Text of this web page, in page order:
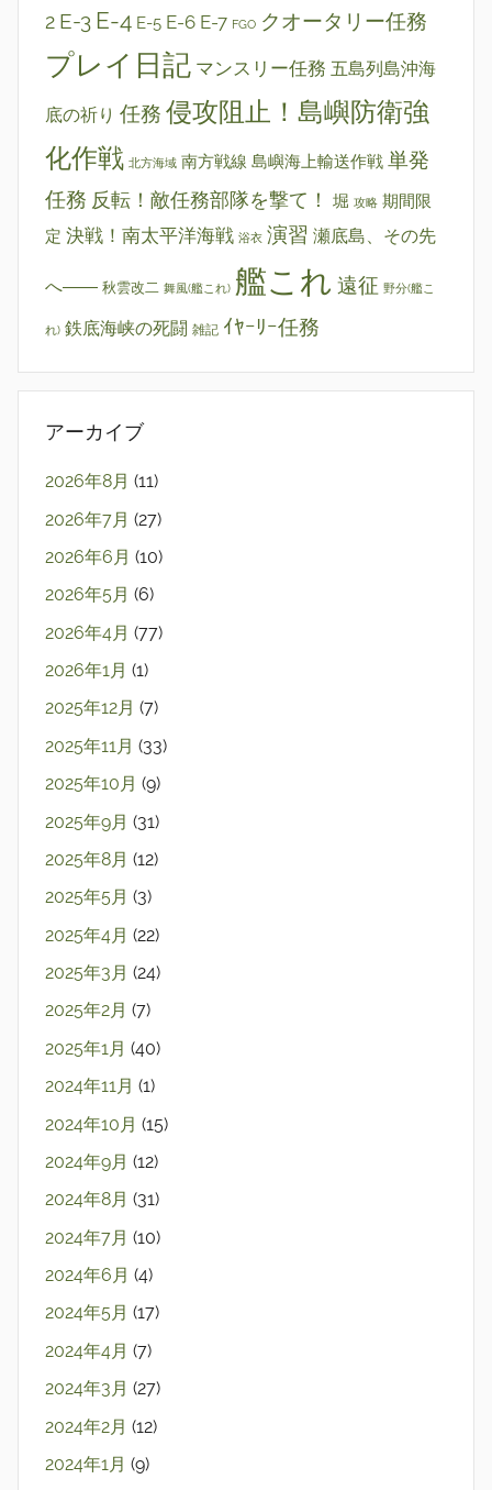
2 E-3 E-4 E-5 E-6 E-7 FGO クオータリー任務
プレイ日記 マンスリー任務 五島列島沖海
底の祈り 任務 侵攻阻止！島嶼防衛強
化作戦 北方海域 南方戦線 島嶼海上輸送作戦 単発
任務 反転！敵任務部隊を撃て！ 堀 攻略 期間限
定 決戦！南太平洋海戦 浴衣 演習 瀬底島、その先
へ―― 秋雲改二 舞風(艦これ) 艦これ 遠征 野分(艦こ
れ) 鉄底海峡の死闘 雑記 ｲﾔｰﾘｰ任務
アーカイブ
2026年8月 (11)
2026年7月 (27)
2026年6月 (10)
2026年5月 (6)
2026年4月 (77)
2026年1月 (1)
2025年12月 (7)
2025年11月 (33)
2025年10月 (9)
2025年9月 (31)
2025年8月 (12)
2025年5月 (3)
2025年4月 (22)
2025年3月 (24)
2025年2月 (7)
2025年1月 (40)
2024年11月 (1)
2024年10月 (15)
2024年9月 (12)
2024年8月 (31)
2024年7月 (10)
2024年6月 (4)
2024年5月 (17)
2024年4月 (7)
2024年3月 (27)
2024年2月 (12)
2024年1月 (9)